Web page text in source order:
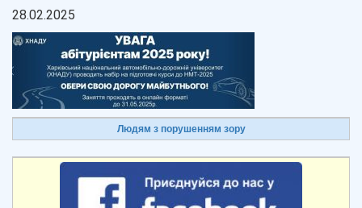
28.02.2025
Людям з порушенням зору